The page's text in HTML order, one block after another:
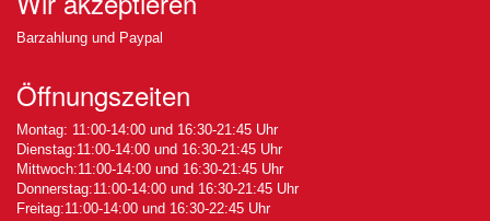
Barzahlung und Paypal
Öffnungszeiten
Montag: 11:00-14:00 und 16:30-21:45 Uhr
Dienstag:11:00-14:00 und 16:30-21:45 Uhr
Mittwoch:11:00-14:00 und 16:30-21:45 Uhr
Donnerstag:11:00-14:00 und 16:30-21:45 Uhr
Freitag:11:00-14:00 und 16:30-22:45 Uhr